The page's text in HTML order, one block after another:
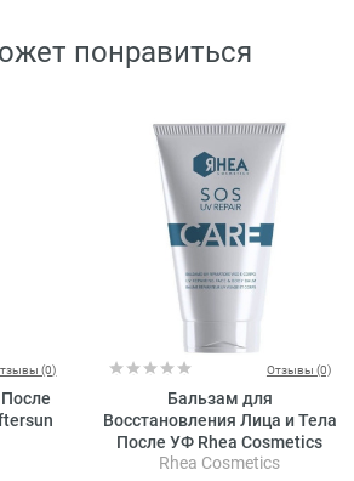
понравиться
(0) Отзывы (0)
Бальзам для
Восстановления Лица и Тела
После УФ Rhea Cosmetics
SOS UV Repair UV Repairing
Rhea Cosmetics